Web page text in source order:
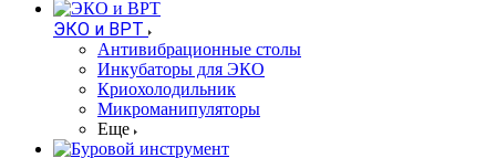
ЭКО и ВРТ
Антивибрационные столы
Инкубаторы для ЭКО
Криохолодильник
Микроманипуляторы
Еще